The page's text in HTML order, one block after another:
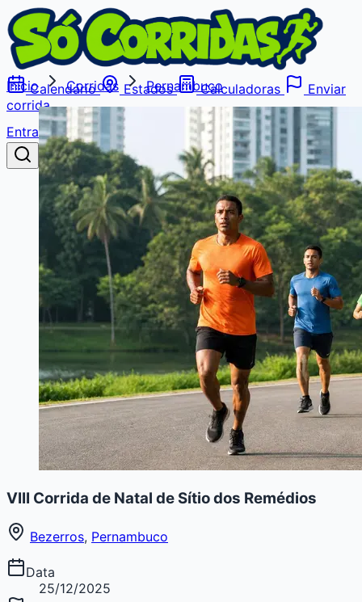
Calendário Estados Calculadoras
Enviar
corrida
Entrar
Buscar
Início Corridas Pernambuco
VIII Corrida de Natal de Sítio dos Remédios
Bezerros, Pernambuco
Data
25/12/2025